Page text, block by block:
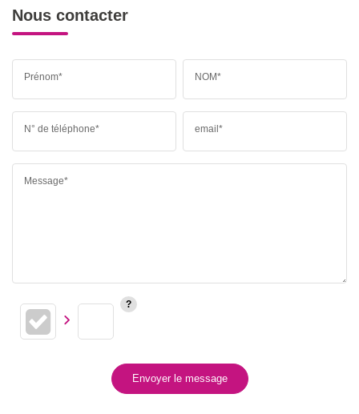
Nous contacter
Prénom* NOM*
N° de téléphone* email*
Message*
Envoyer le message